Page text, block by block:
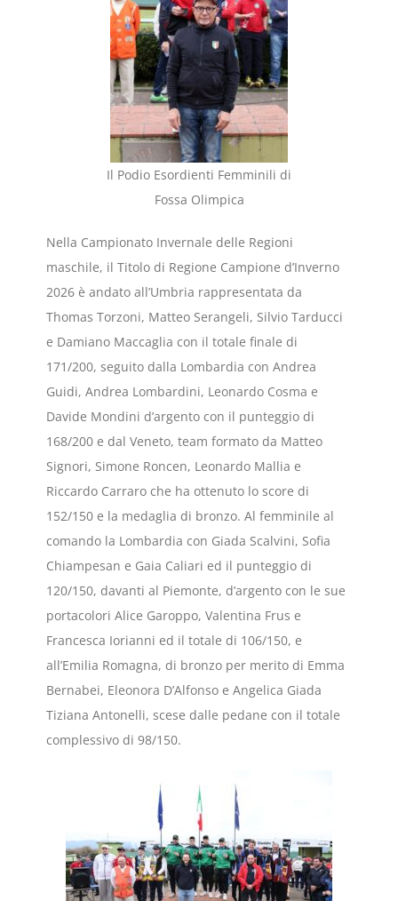
Il Podio Esordienti Femminili di
Fossa Olimpica
Nella Campionato Invernale delle Regioni
maschile, il Titolo di Regione Campione d’Inverno
2026 è andato all’Umbria rappresentata da
Thomas Torzoni, Matteo Serangeli, Silvio Tarducci
e Damiano Maccaglia con il totale finale di
171/200, seguito dalla Lombardia con Andrea
Guidi, Andrea Lombardini, Leonardo Cosma e
Davide Mondini d’argento con il punteggio di
168/200 e dal Veneto, team formato da Matteo
Signori, Simone Roncen, Leonardo Mallia e
Riccardo Carraro che ha ottenuto lo score di
152/150 e la medaglia di bronzo. Al femminile al
comando la Lombardia con Giada Scalvini, Sofia
Chiampesan e Gaia Caliari ed il punteggio di
120/150, davanti al Piemonte, d’argento con le sue
portacolori Alice Garoppo, Valentina Frus e
Francesca Iorianni ed il totale di 106/150, e
all’Emilia Romagna, di bronzo per merito di Emma
Bernabei, Eleonora D’Alfonso e Angelica Giada
Tiziana Antonelli, scese dalle pedane con il totale
complessivo di 98/150.